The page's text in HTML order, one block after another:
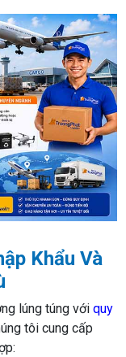
Khẩu Và
lúng túng vớiquy
tôi cung cấp